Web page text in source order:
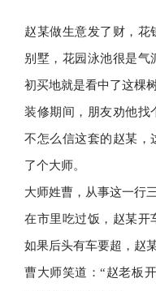
赵某做生意发了财，花
别墅，花园泳池很是气
初买地就是看中了这棵
装修期间，朋友劝他找
不怎么信这套的赵某，
了个大师。
大师姓曹，从事这一行
在市里吃过饭，赵某开
如果后头有车要超，赵
曹大师笑道：“赵老板